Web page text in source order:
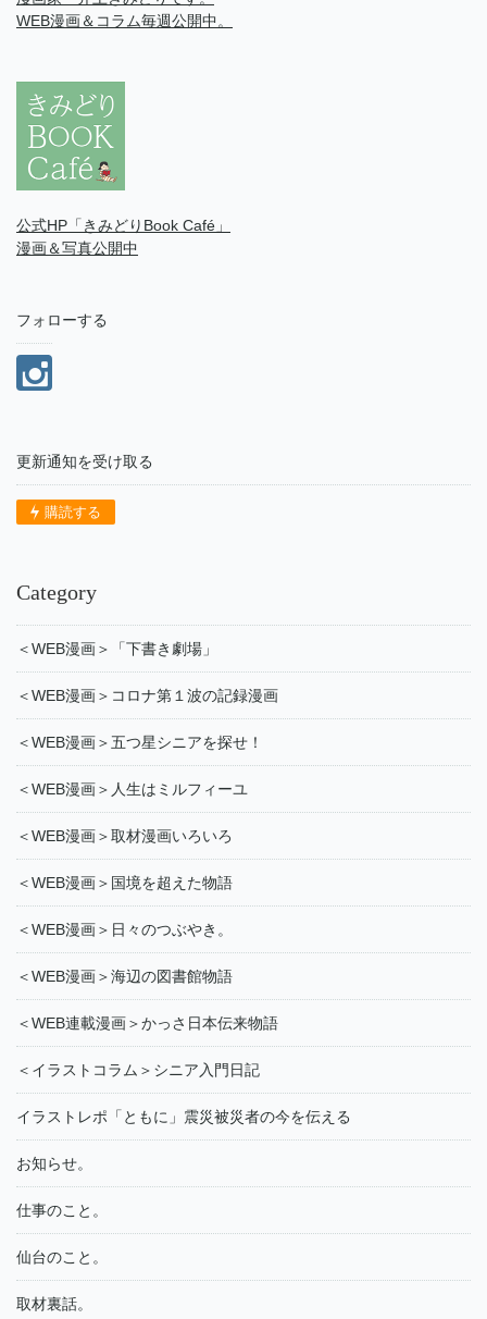
WEB漫画＆コラム毎週公開中。
公式HP「きみどりBook Café」
漫画＆写真公開中
フォローする
更新通知を受け取る
購読する
Category
＜WEB漫画＞「下書き劇場」
＜WEB漫画＞コロナ第１波の記録漫画
＜WEB漫画＞五つ星シニアを探せ！
＜WEB漫画＞人生はミルフィーユ
＜WEB漫画＞取材漫画いろいろ
＜WEB漫画＞国境を超えた物語
＜WEB漫画＞日々のつぶやき。
＜WEB漫画＞海辺の図書館物語
＜WEB連載漫画＞かっさ日本伝来物語
＜イラストコラム＞シニア入門日記
イラストレポ「ともに」震災被災者の今を伝える
お知らせ。
仕事のこと。
仙台のこと。
取材裏話。